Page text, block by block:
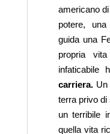
americano
potere,
guida una
propria
infaticabile
carriera.Un
terra privo
un terribile
quella vita